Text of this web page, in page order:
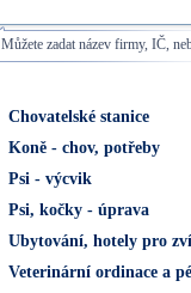
Můžete zadat název firmy, IČ,
Chovatelské stanice
Koně - chov, potřeby
Psi - výcvik
Psi, kočky - úprava
Ubytování, hotely pro
Veterinární ordinace a